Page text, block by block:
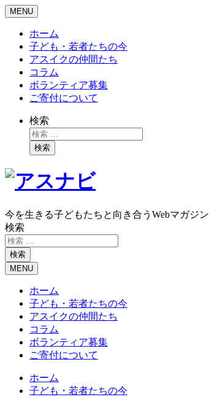
MENU
ホーム
子ども・若者たちの今
アスイクの仲間たち
コラム
ボランティア募集
ご寄付について
検索
検索
今を生きる子どもたちと向き合うWebマガジン
検索
検索
MENU
ホーム
子ども・若者たちの今
アスイクの仲間たち
コラム
ボランティア募集
ご寄付について
ホーム
子ども・若者たちの今